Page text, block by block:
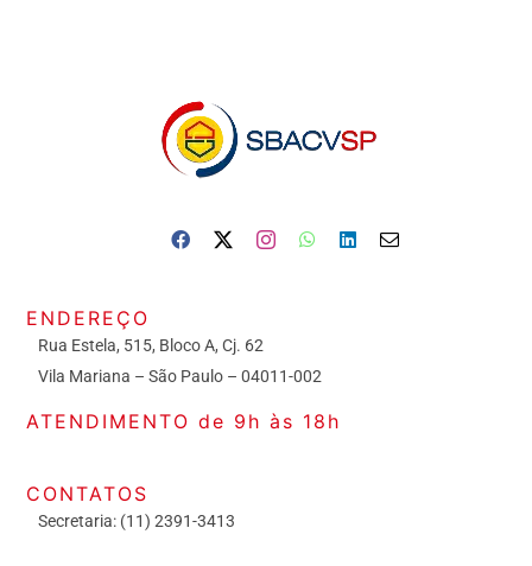
ENDEREÇO
Rua Estela, 515, Bloco A, Cj. 62
Vila Mariana – São Paulo – 04011-002
ATENDIMENTO de 9h às 18h
CONTATOS
Secretaria: (11) 2391-3413